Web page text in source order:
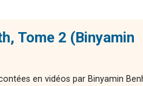
Tome 2 (Binyamin
en vidéos par Binyamin